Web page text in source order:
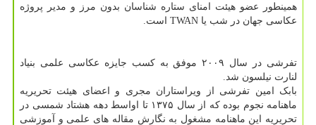
همینطور عضو هیئت امنای ستاره شناسان بدون مرز و مدیر پروژه
عکاسی جهان در شب یا TWAN است.
تفرشی در سال ۲۰۰۹ موفق به کسب جایزه عکاسی علمی بنیاد
لنارت نیلسون شد.
بابک امین تفرشی از ویراستاران مجری و اعضای هیئت تحریریه
ماهنامه نجوم بوده که از سال ۱۳۷۵ تا اواسط دهه هشتاد شمسی در
تحریریه این ماهنامه مشغول به نگارش مقاله های علمی و آموزشی